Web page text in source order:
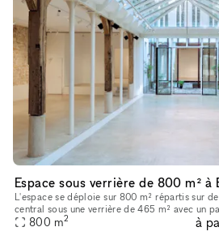
Espace sous verrière de 800 m² à
L'espace se déploie sur 800 m² répartis sur
central sous une verrière de 465 m² avec un
trouverez en pièce jointe une présentation
800 m2 à